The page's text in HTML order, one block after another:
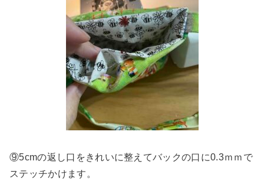
⑨5cmの返し口をきれいに整えてバックの口に0.3ｍｍで
ステッチかけます。